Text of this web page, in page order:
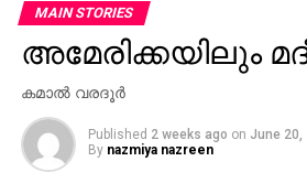
MAIN STORIES
അമേരിക്കയിലും
കമാല്‍ വരദൂര്‍
Published 2 weeks ago on June 20,
By nazmiya nazreen